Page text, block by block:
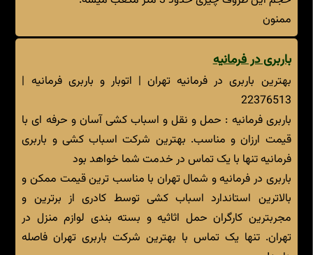
ممنون
باربری در فرمانیه
بهترین باربری در فرمانیه تهران | اتوبار و باربری فرمانیه |
22376513
باربری فرمانیه : حمل و نقل و اسباب کشی آسان و حرفه ای با
قیمت ارزان و مناسب. بهترین شرکت اسباب کشی و باربری
فرمانیه تنها با یک تماس در خدمت شما خواهد بود
باربری در فرمانیه و شمال تهران با مناسب ترین قیمت ممکن و
بالاترین استاندارد اسباب کشی توسط کادری از برترین و
مجربترین کارگران حمل اثاثیه و بسته بندی لوازم منزل در
تهران. تنها یک تماس با بهترین شرکت باربری تهران فاصله